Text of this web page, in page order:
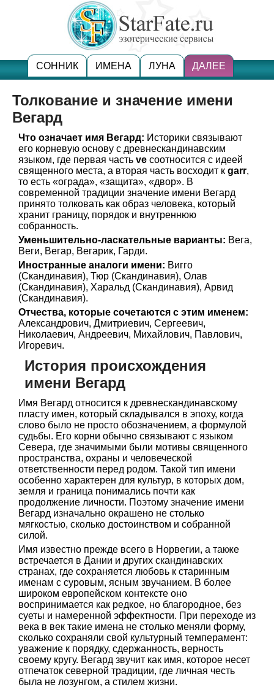
СОННИК ИМЕНА ЛУНА ДАЛЕЕ
Толкование и значение имени
Вегард
Что означает имя Вегард: Историки связывают
его корневую основу с древнескандинавским
языком, где первая часть ve соотносится с идеей
священного места, а вторая часть восходит к garr,
то есть «ограда», «защита», «двор». В
современной традиции значение имени Вегард
принято толковать как образ человека, который
хранит границу, порядок и внутреннюю
собранность.
Уменьшительно-ласкательные варианты: Вега,
Веги, Вегар, Вегарик, Гарди.
Иностранные аналоги имени: Вигго
(Скандинавия), Тюр (Скандинавия), Олав
(Скандинавия), Харальд (Скандинавия), Арвид
(Скандинавия).
Отчества, которые сочетаются с этим именем:
Александрович, Дмитриевич, Сергеевич,
Николаевич, Андреевич, Михайлович, Павлович,
Игоревич.
История происхождения
имени Вегард
Имя Вегард относится к древнескандинавскому
пласту имен, который складывался в эпоху, когда
слово было не просто обозначением, а формулой
судьбы. Его корни обычно связывают с языком
Севера, где значимыми были мотивы священного
пространства, охраны и человеческой
ответственности перед родом. Такой тип имени
особенно характерен для культур, в которых дом,
земля и граница понимались почти как
продолжение личности. Поэтому значение имени
Вегард изначально окрашено не столько
мягкостью, сколько достоинством и собранной
силой.
Имя известно прежде всего в Норвегии, а также
встречается в Дании и других скандинавских
странах, где сохраняется любовь к старинным
именам с суровым, ясным звучанием. В более
широком европейском контексте оно
воспринимается как редкое, но благородное, без
суеты и намеренной эффектности. При переходе из
века в век такие имена не столько меняли форму,
сколько сохраняли свой культурный темперамент:
уважение к порядку, сдержанность, верность
своему кругу. Вегард звучит как имя, которое несет
отпечаток северной традиции, где личная честь
была не лозунгом, а стилем жизни.